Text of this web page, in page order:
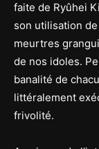
faite de Ryûhei
son utilisation
meurtres
de nos idoles.
banalité de
littéralement
frivolité.